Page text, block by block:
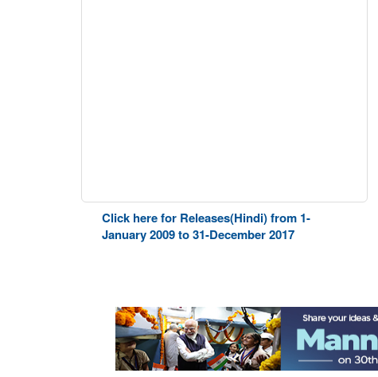
Click here for Releases(Hindi) from 1-
January 2009 to 31-December 2017